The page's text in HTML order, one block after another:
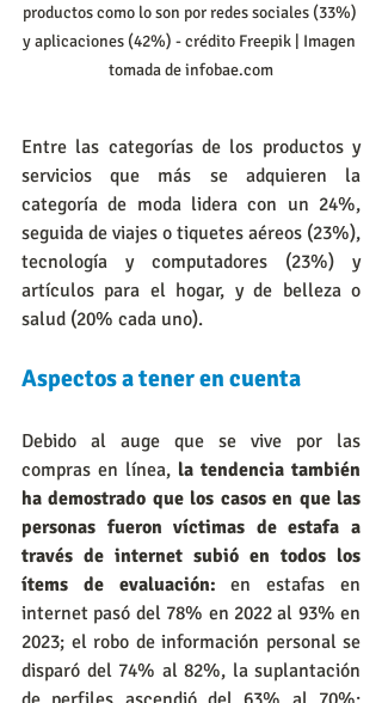
productos como lo son por redes sociales (33%)
y aplicaciones (42%) - crédito Freepik | Imagen
tomada de infobae.com
Entre las categorías de los productos y
servicios que más se adquieren la
categoría de moda lidera con un 24%,
seguida de viajes o tiquetes aéreos (23%),
tecnología y computadores (23%) y
artículos para el hogar, y de belleza o
salud (20% cada uno).
Aspectos a tener en cuenta
Debido al auge que se vive por las
compras en línea, la tendencia también
ha demostrado que los casos en que las
personas fueron víctimas de estafa a
través de internet subió en todos los
ítems de evaluación: en estafas en
internet pasó del 78% en 2022 al 93% en
2023; el robo de información personal se
disparó del 74% al 82%, la suplantación